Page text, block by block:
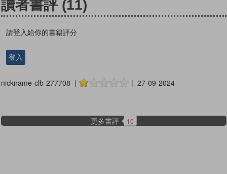
讀者書評 (11)
請登入給你的書籍評分
登入
nickname-clb-277708 | | 27-09-2024
更多書評 10